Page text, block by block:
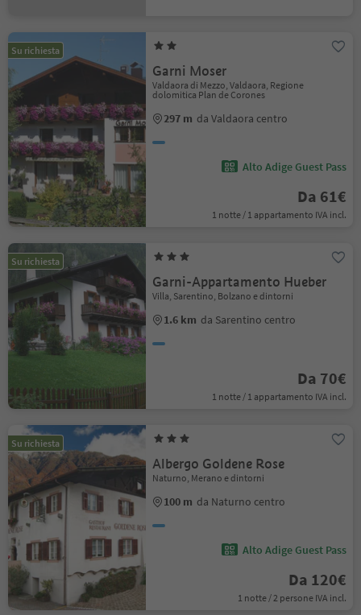
Su richiesta
Garni Moser
Valdaora di Mezzo, Valdaora, Regione
dolomitica Plan de Corones
297 m da Valdaora centro
Alto Adige Guest Pass
Da 61€
1 notte / 1 appartamento IVA incl.
Su richiesta
Garni-Appartamento Hueber
Villa, Sarentino, Bolzano e dintorni
1.6 km da Sarentino centro
Da 70€
1 notte / 1 appartamento IVA incl.
Su richiesta
Albergo Goldene Rose
Naturno, Merano e dintorni
100 m da Naturno centro
Alto Adige Guest Pass
Da 120€
1 notte / 2 persone IVA incl.